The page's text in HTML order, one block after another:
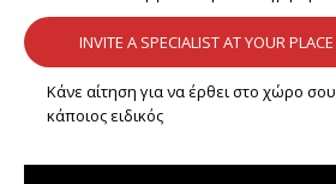
INVITE A SPECIALIST AT YOUR PLACE
Κάνε αίτηση για να έρθει στο χώρο σου
κάποιος ειδικός